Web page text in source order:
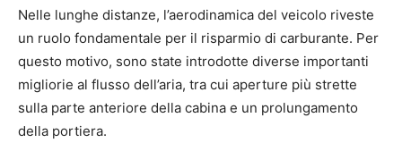
Nelle lunghe distanze, l’aerodinamica del veicolo riveste
un ruolo fondamentale per il risparmio di carburante. Per
questo motivo, sono state introdotte diverse importanti
migliorie al flusso dell’aria, tra cui aperture più strette
sulla parte anteriore della cabina e un prolungamento
della portiera.